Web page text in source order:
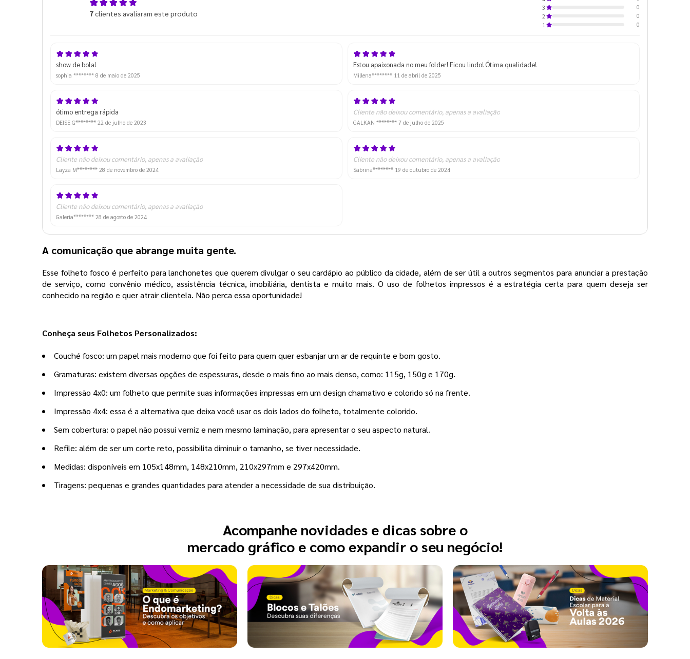
7clientes avaliaram este produto
3
0
2
0
1
0
show de bola!
sophia ******** 8 de maio de 2025
Estou apaixonada no meu folder! Ficou lindo! Ótima qualidade!
Millena******** 11 de abril de 2025
ótimo entrega rápida
DEISE G******** 22 de julho de 2023
Cliente não deixou comentário, apenas a avaliação
GALKAN ******** 7 de julho de 2025
Cliente não deixou comentário, apenas a avaliação
Layza M******** 28 de novembro de 2024
Cliente não deixou comentário, apenas a avaliação
Sabrina******** 19 de outubro de 2024
Cliente não deixou comentário, apenas a avaliação
Galeria******** 28 de agosto de 2024
A comunicação que abrange muita gente.
Esse folheto fosco é perfeito para lanchonetes que querem divulgar o seu cardápio ao público da cidade, além de ser útil a outros segmentos para anunciar a prestação
de serviço, como convênio médico, assistência técnica, imobiliária, dentista e muito mais. O uso de folhetos impressos é a estratégia certa para quem deseja ser
conhecido na região e quer atrair clientela. Não perca essa oportunidade!
Conheça seus Folhetos Personalizados:
Couché fosco: um papel mais moderno que foi feito para quem quer esbanjar um ar de requinte e bom gosto.
Gramaturas: existem diversas opções de espessuras, desde o mais fino ao mais denso, como: 115g, 150g e 170g.
Impressão 4x0: um folheto que permite suas informações impressas em um design chamativo e colorido só na frente.
Impressão 4x4: essa é a alternativa que deixa você usar os dois lados do folheto, totalmente colorido.
Sem cobertura: o papel não possui verniz e nem mesmo laminação, para apresentar o seu aspecto natural.
Refile: além de ser um corte reto, possibilita diminuir o tamanho, se tiver necessidade.
Medidas: disponíveis em 105x148mm, 148x210mm, 210x297mm e 297x420mm.
Tiragens: pequenas e grandes quantidades para atender a necessidade de sua distribuição.
Acompanhe novidades e dicas sobre o
mercado gráfico e como expandir o seu negócio!